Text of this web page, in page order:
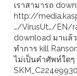
เราสามารถ
http://
…/VirusUt…/EN/
download มาแล้
ทำการ kill
ไม่เป็นคำศัพท์ใด